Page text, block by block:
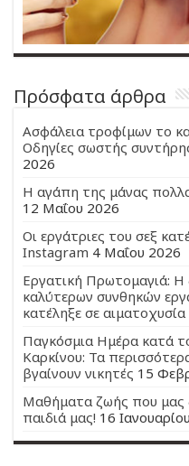
Πρόσφατα άρθρα
Ασφάλεια τροφίμων το
Οδηγίες σωστής
2026
Η αγάπη της μάνας
12 Μαΐου 2026
Οι εργάτριες του σεξ
Instagram 4 Μαΐου 2026
Εργατική Πρωτομαγιά: Η
καλύτερων συνθηκών
κατέληξε σε αιματοχυσία
Παγκόσμια Ημέρα κατά
Καρκίνου: Τα
βγαίνουν νικητές 15
Μαθήματα ζωής που μας
παιδιά μας! 16